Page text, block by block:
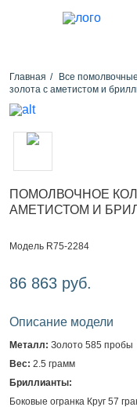
Главная Все
золота с аметистом и
ПОМОЛВОЧНОЕ
АМЕТИСТОМ И
Модель R75-2284
86 863 руб.
Описание модели
Металл: Золото 585 пробы
Вес: 2.5 грамм
Бриллианты:
Боковые огранка Круг 57